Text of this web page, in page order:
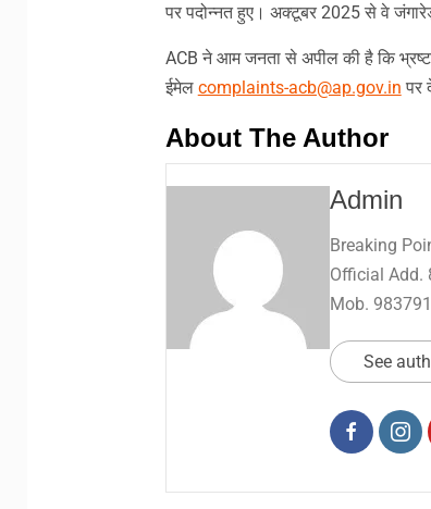
पर पदोन्नत हुए। अक्टूबर 2025 से वे
ACB ने आम जनता से अपील की है कि
ईमेल complaints-acb@ap.gov.in पर
About The Author
Admin
Breaking
Official Add.
Mob.
See